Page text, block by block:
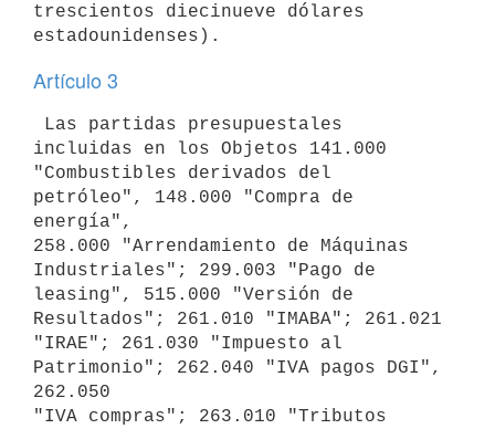
trescientos diecinueve dólares
estadounidenses).
Artículo 3
incluidas en los Objetos 141.000
"Combustibles derivados del
petróleo", 148.000 "Compra de
energía",
258.000 "Arrendamiento de Máquinas
Industriales"; 299.003 "Pago de
leasing", 515.000 "Versión de
Resultados"; 261.010 "IMABA"; 261.021
"IRAE"; 261.030 "Impuesto al
Patrimonio"; 262.040 "IVA pagos DGI",
262.050
"IVA compras"; 263.010 "Tributos